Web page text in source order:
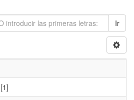
Ir
[1]